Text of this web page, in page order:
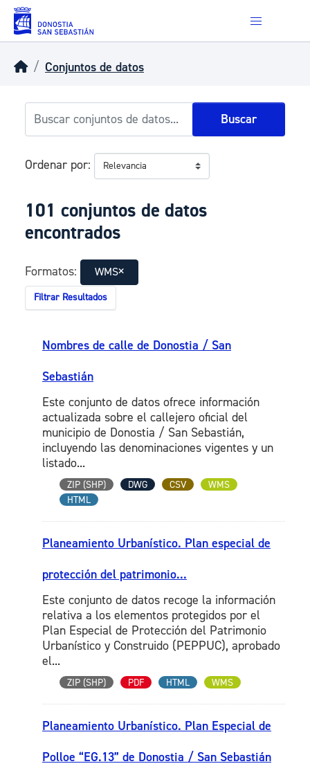
Skip to main content
Conjuntos de datos
Buscar
Ordenar por
101 conjuntos de datos
encontrados
Formatos: WMS
Filtrar Resultados
Nombres de calle de Donostia / San
Sebastián
Este conjunto de datos ofrece información
actualizada sobre el callejero oficial del
municipio de Donostia / San Sebastián,
incluyendo las denominaciones vigentes y un
listado...
ZIP (SHP) DWG CSV
WMS
HTML
Planeamiento Urbanístico. Plan especial de
protección del patrimonio...
Este conjunto de datos recoge la información
relativa a los elementos protegidos por el
Plan Especial de Protección del Patrimonio
Urbanístico y Construido (PEPPUC), aprobado
el...
ZIP (SHP) PDF HTML WMS
Planeamiento Urbanístico. Plan Especial de
Polloe “EG.13” de Donostia / San Sebastián